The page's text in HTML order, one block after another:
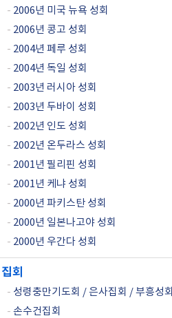
- 2006년 미국 뉴욕 성회
- 2006년 콩고 성회
- 2004년 페루 성회
- 2004년 독일 성회
- 2003년 러시아 성회
- 2003년 두바이 성회
- 2002년 인도 성회
- 2002년 온두라스 성회
- 2001년 필리핀 성회
- 2001년 케냐 성회
- 2000년 파키스탄 성회
- 2000년 일본나고야 성회
- 2000년 우간다 성회
집회
- 성령충만기도회 / 은사집회 / 부흥성회
- 손수건집회